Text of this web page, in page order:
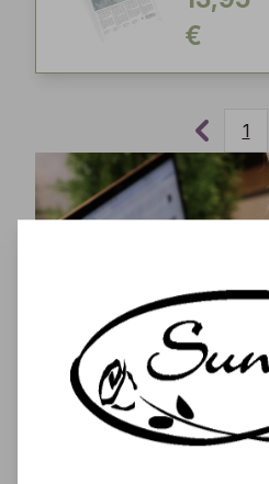
€
1
Tilaa uutiskirjeemme ja saa